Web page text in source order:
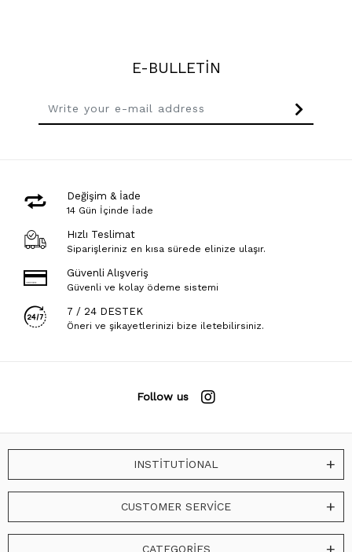
E-BULLETİN
Değişim & İade
14 Gün İçinde İade
Hızlı Teslimat
Siparişleriniz en kısa sürede elinize ulaşır.
Güvenli Alışveriş
Güvenli ve kolay ödeme sistemi
7 / 24 DESTEK
Öneri ve şikayetlerinizi bize iletebilirsiniz.
Follow us
INSTİTUTİONAL
CUSTOMER SERVİCE
CATEGORİES